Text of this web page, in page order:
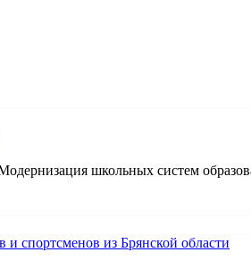
школьных систем